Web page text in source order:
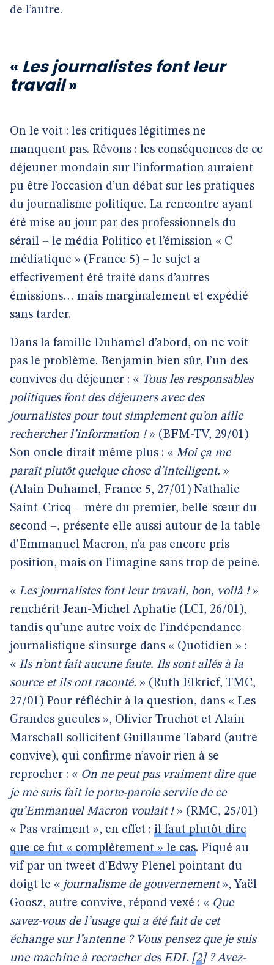
de l’autre.
«Les journalistes font leur
travail»
On le voit : les critiques légitimes ne
manquent pas. Rêvons : les conséquences de ce
déjeuner mondain sur l’information auraient
pu être l’occasion d’un débat sur les pratiques
du journalisme politique. La rencontre ayant
été mise au jour par des professionnels du
sérail – le média Politico et l’émission « C
médiatique » (France 5) – le sujet a
effectivement été traité dans d’autres
émissions… mais marginalement et expédié
sans tarder.
Dans la famille Duhamel d’abord, on ne voit
pas le problème. Benjamin bien sûr, l’un des
convives du déjeuner : « Tous les responsables
politiques font des déjeuners avec des
journalistes pour tout simplement qu’on aille
rechercher l’information !» (BFM-TV, 29/01)
Son oncle dirait même plus : « Moi ça me
paraît plutôt quelque chose d’intelligent. »
(Alain Duhamel, France 5, 27/01) Nathalie
Saint-Cricq – mère du premier, belle-sœur du
second –, présente elle aussi autour de la table
d’Emmanuel Macron, n’a pas encore pris
position, mais on l’imagine sans trop de peine.
« Les journalistes font leur travail, bon, voilà !»
renchérit Jean-Michel Aphatie (LCI, 26/01),
tandis qu’une autre voix de l’indépendance
journalistique s’insurge dans « Quotidien » :
« Ils n’ont fait aucune faute. Ils sont allés à la
source et ils ont raconté. » (Ruth Elkrief, TMC,
27/01) Pour réfléchir à la question, dans « Les
Grandes gueules », Olivier Truchot et Alain
Marschall sollicitent Guillaume Tabard (autre
convive), qui confirme n’avoir rien à se
reprocher : « On ne peut pas vraiment dire que
je me suis fait le porte-parole servile de ce
qu’Emmanuel Macron voulait !» (RMC, 25/01)
« Pas vraiment », en effet : il faut plutôt dire
que ce fut « complètement » le cas. Piqué au
vif par un tweet d’Edwy Plenel pointant du
doigt le « journalisme de gouvernement», Yaël
Goosz, autre convive, répond vexé : « Que
savez-vous de l’usage qui a été fait de cet
échange sur l’antenne ? Vous pensez que je suis
une machine à recracher des EDL[2]? Avez-